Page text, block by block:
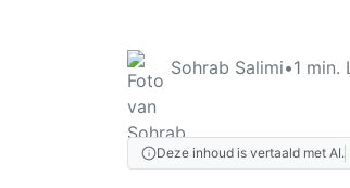
Sohrab Salimi•1 min.
Deze inhoud is vertaald met AI.